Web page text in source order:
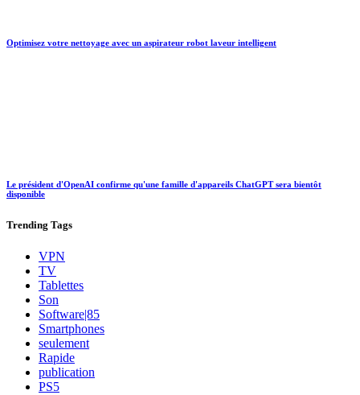
Optimisez votre nettoyage avec un aspirateur robot laveur intelligent
Le président d'OpenAI confirme qu'une famille d'appareils ChatGPT sera bientôt
disponible
Trending Tags
VPN
TV
Tablettes
Son
Software|85
Smartphones
seulement
Rapide
publication
PS5